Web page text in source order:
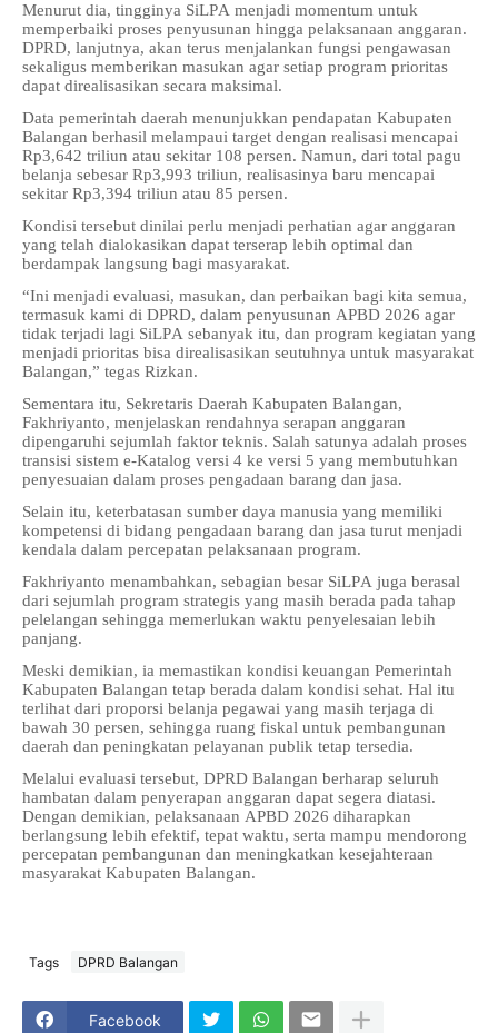
Menurut dia, tingginya SiLPA menjadi momentum untuk
memperbaiki proses penyusunan hingga pelaksanaan anggaran.
DPRD, lanjutnya, akan terus menjalankan fungsi pengawasan
sekaligus memberikan masukan agar setiap program prioritas
dapat direalisasikan secara maksimal.
Data pemerintah daerah menunjukkan pendapatan Kabupaten
Balangan berhasil melampaui target dengan realisasi mencapai
Rp3,642 triliun atau sekitar 108 persen. Namun, dari total pagu
belanja sebesar Rp3,993 triliun, realisasinya baru mencapai
sekitar Rp3,394 triliun atau 85 persen.
Kondisi tersebut dinilai perlu menjadi perhatian agar anggaran
yang telah dialokasikan dapat terserap lebih optimal dan
berdampak langsung bagi masyarakat.
“Ini menjadi evaluasi, masukan, dan perbaikan bagi kita semua,
termasuk kami di DPRD, dalam penyusunan APBD 2026 agar
tidak terjadi lagi SiLPA sebanyak itu, dan program kegiatan yang
menjadi prioritas bisa direalisasikan seutuhnya untuk masyarakat
Balangan,” tegas Rizkan.
Sementara itu, Sekretaris Daerah Kabupaten Balangan,
Fakhriyanto, menjelaskan rendahnya serapan anggaran
dipengaruhi sejumlah faktor teknis. Salah satunya adalah proses
transisi sistem e-Katalog versi 4 ke versi 5 yang membutuhkan
penyesuaian dalam proses pengadaan barang dan jasa.
Selain itu, keterbatasan sumber daya manusia yang memiliki
kompetensi di bidang pengadaan barang dan jasa turut menjadi
kendala dalam percepatan pelaksanaan program.
Fakhriyanto menambahkan, sebagian besar SiLPA juga berasal
dari sejumlah program strategis yang masih berada pada tahap
pelelangan sehingga memerlukan waktu penyelesaian lebih
panjang.
Meski demikian, ia memastikan kondisi keuangan Pemerintah
Kabupaten Balangan tetap berada dalam kondisi sehat. Hal itu
terlihat dari proporsi belanja pegawai yang masih terjaga di
bawah 30 persen, sehingga ruang fiskal untuk pembangunan
daerah dan peningkatan pelayanan publik tetap tersedia.
Melalui evaluasi tersebut, DPRD Balangan berharap seluruh
hambatan dalam penyerapan anggaran dapat segera diatasi.
Dengan demikian, pelaksanaan APBD 2026 diharapkan
berlangsung lebih efektif, tepat waktu, serta mampu mendorong
percepatan pembangunan dan meningkatkan kesejahteraan
masyarakat Kabupaten Balangan.
Tags DPRD Balangan
Facebook